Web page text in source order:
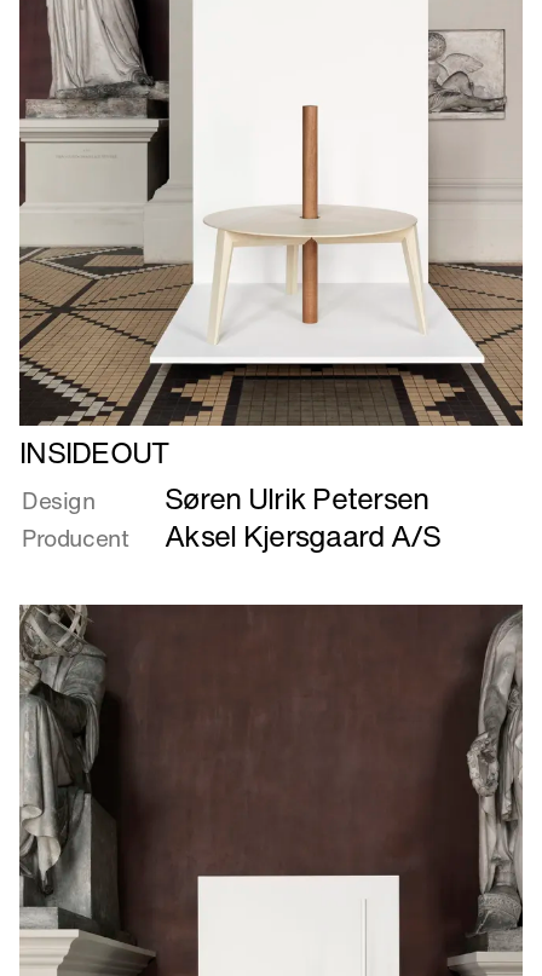
Læs
mere
om
INSIDEOUT
INSIDEOUT
Design Søren Ulrik Petersen
Producent Aksel Kjersgaard A/S